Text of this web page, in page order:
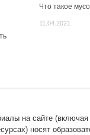
Что такое
11.04.2021
на сайте
носят